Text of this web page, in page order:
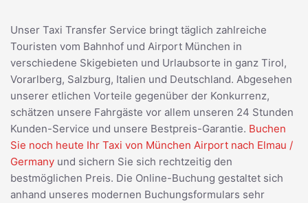
Unser Taxi Transfer Service bringt täglich zahlreiche
Touristen vom Bahnhof und Airport München in
verschiedene Skigebieten und Urlaubsorte in ganz Tirol,
Vorarlberg, Salzburg, Italien und Deutschland. Abgesehen
unserer etlichen Vorteile gegenüber der Konkurrenz,
schätzen unsere Fahrgäste vor allem unseren 24 Stunden
Kunden-Service und unsere Bestpreis-Garantie. Buchen
Sie noch heute Ihr Taxi von München Airport nach Elmau /
Germany und sichern Sie sich rechtzeitig den
bestmöglichen Preis. Die Online-Buchung gestaltet sich
anhand unseres modernen Buchungsformulars sehr